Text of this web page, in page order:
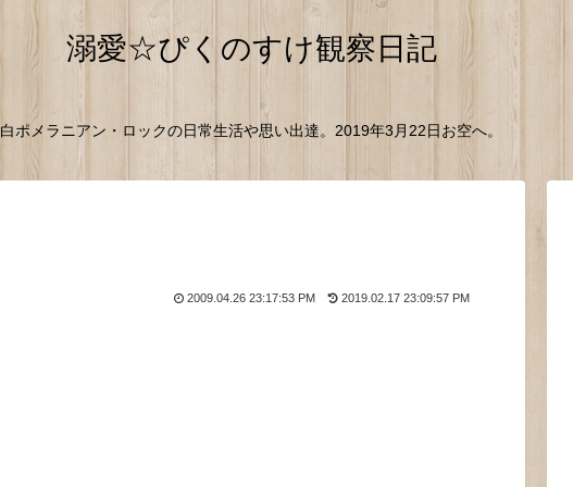
溺愛☆ぴくのすけ観察日記
白ポメラニアン・ロックの日常生活や思い出達。2019年3月22日お空へ。
2009.04.26 23:17:53 PM 2019.02.17 23:09:57 PM